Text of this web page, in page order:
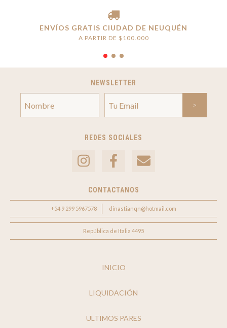
ENVÍOS GRATIS CIUDAD DE NEUQUÉN
A PARTIR DE $100.000
NEWSLETTER
REDES SOCIALES
CONTACTANOS
+54 9 299 5967578 dinastianqn@hotmail.com
República de Italia 4495
INICIO
LIQUIDACIÓN
ULTIMOS PARES